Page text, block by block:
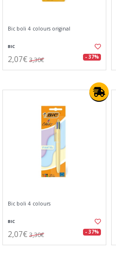
Bic boli 4 colours original
BIC
2,07€ 3,30€ - 37%
Bic boli 4 colours
BIC
2,07€ 3,30€ - 37%